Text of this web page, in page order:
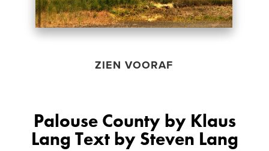
ZIEN VOORAF
Palouse County by Klaus
Lang Text by Steven Lang